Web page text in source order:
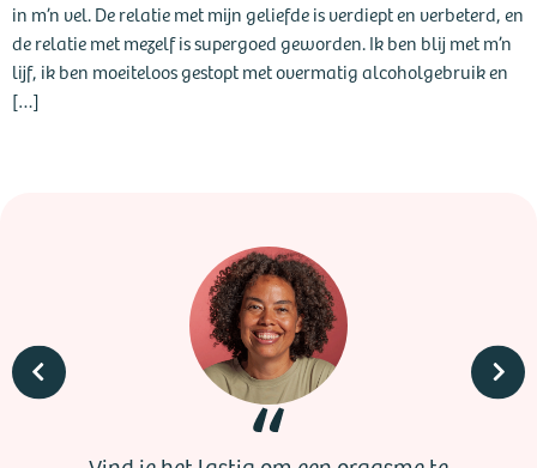
in m’n vel. De relatie met mijn geliefde is verdiept en verbeterd, en
de relatie met mezelf is supergoed geworden. Ik ben blij met m’n
lijf, ik ben moeiteloos gestopt met overmatig alcoholgebruik en
[…]